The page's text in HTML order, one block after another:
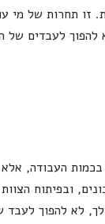
תחרות של מי
העבודה,
ובפיתוח
לא להפוך לעבד